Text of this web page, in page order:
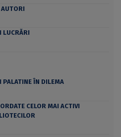
AUTORI
LUCRĂRI
PALATINE ÎN DILEMA
CELOR MAI ACTIVI